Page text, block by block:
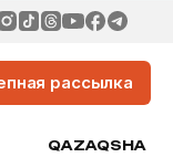
рассылка
QAZAQSHA